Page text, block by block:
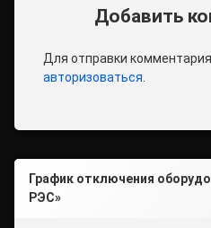
Добавить
Для отправки
авторизоваться
График отключения
РЭС»